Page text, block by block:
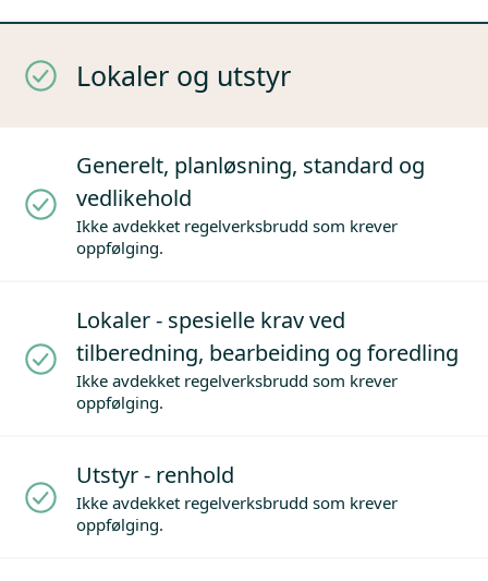
Lokaler og utstyr
Generelt, planløsning, standard og
vedlikehold
Ikke avdekket regelverksbrudd som krever
oppfølging.
Lokaler - spesielle krav ved
tilberedning, bearbeiding og foredling
Ikke avdekket regelverksbrudd som krever
oppfølging.
Utstyr - renhold
Ikke avdekket regelverksbrudd som krever
oppfølging.